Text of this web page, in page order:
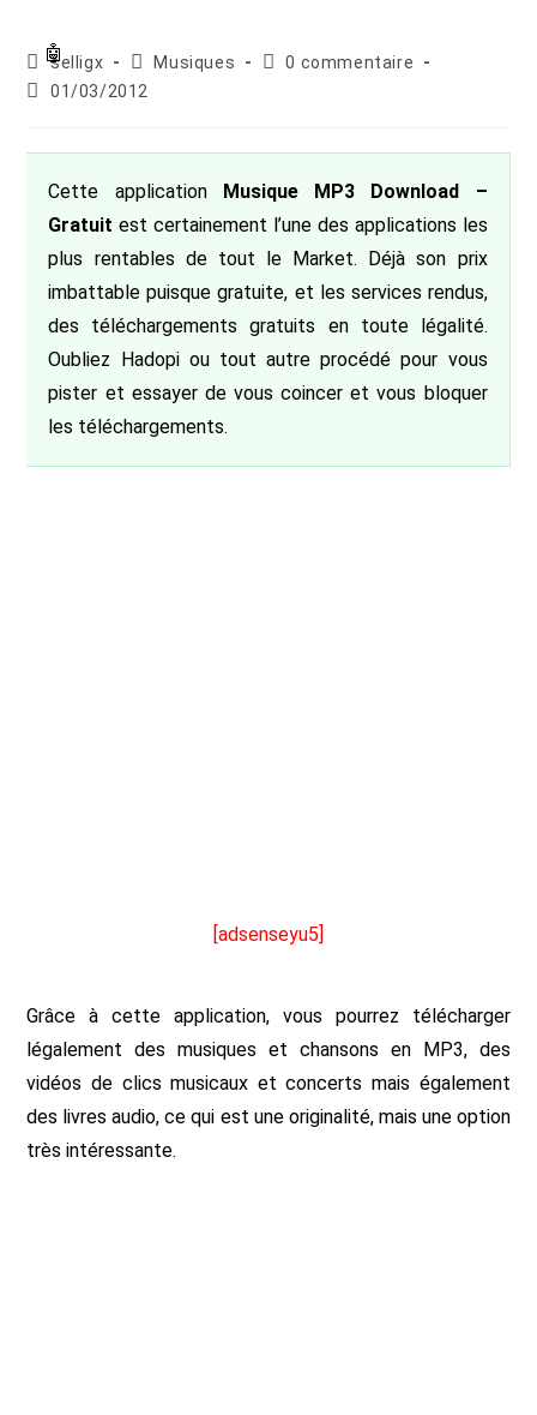
Auteur/autrice
de
selligx
Post
category:
Musiques
Commentaires
0 commentaire
Publication
01/03/2012
Cette application Musique MP3 Download –
Gratuit est certainement l’une des applications les
plus rentables de tout le Market. Déjà son prix
imbattable puisque gratuite, et les services rendus,
des téléchargements gratuits en toute légalité.
Oubliez Hadopi ou tout autre procédé pour vous
pister et essayer de vous coincer et vous bloquer
les téléchargements.
[adsenseyu5]
Grâce à cette application, vous pourrez télécharger
légalement des musiques et chansons en MP3, des
vidéos de clics musicaux et concerts mais également
des livres audio, ce qui est une originalité, mais une option
très intéressante.